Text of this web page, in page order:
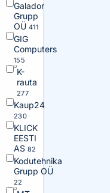
Galador
Grupp
OÜ 411
GIG
Computers
155
K-
rauta
277
Kaup24
230
KLICK
EESTI
AS 82
Kodutehnika
Grupp OÜ
22